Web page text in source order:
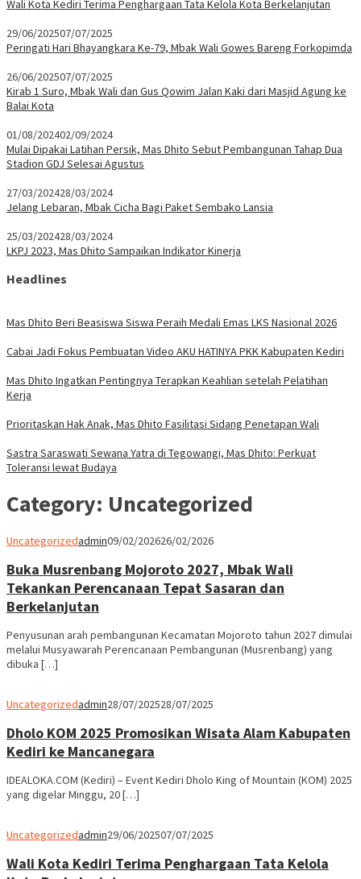
Wali Kota Kediri Terima Penghargaan Tata Kelola Kota Berkelanjutan
29/06/202507/07/2025
Peringati Hari Bhayangkara Ke-79, Mbak Wali Gowes Bareng Forkopimda
26/06/202507/07/2025
Kirab 1 Suro, Mbak Wali dan Gus Qowim Jalan Kaki dari Masjid Agung ke
Balai Kota
01/08/202402/09/2024
Mulai Dipakai Latihan Persik, Mas Dhito Sebut Pembangunan Tahap Dua
Stadion GDJ Selesai Agustus
27/03/202428/03/2024
Jelang Lebaran, Mbak Cicha Bagi Paket Sembako Lansia
25/03/202428/03/2024
LKPJ 2023, Mas Dhito Sampaikan Indikator Kinerja
Headlines
Mas Dhito Beri Beasiswa Siswa Peraih Medali Emas LKS Nasional 2026
Cabai Jadi Fokus Pembuatan Video AKU HATINYA PKK Kabupaten Kediri
Mas Dhito Ingatkan Pentingnya Terapkan Keahlian setelah Pelatihan
Kerja
Prioritaskan Hak Anak, Mas Dhito Fasilitasi Sidang Penetapan Wali
Sastra Saraswati Sewana Yatra di Tegowangi, Mas Dhito: Perkuat
Toleransi lewat Budaya
Category: Uncategorized
Uncategorizedadmin09/02/202626/02/2026
Buka Musrenbang Mojoroto 2027, Mbak Wali
Tekankan Perencanaan Tepat Sasaran dan
Berkelanjutan
Penyusunan arah pembangunan Kecamatan Mojoroto tahun 2027 dimulai
melalui Musyawarah Perencanaan Pembangunan (Musrenbang) yang
dibuka […]
Uncategorizedadmin28/07/202528/07/2025
Dholo KOM 2025 Promosikan Wisata Alam Kabupaten
Kediri ke Mancanegara
IDEALOKA.COM (Kediri) – Event Kediri Dholo King of Mountain (KOM) 2025
yang digelar Minggu, 20 […]
Uncategorizedadmin29/06/202507/07/2025
Wali Kota Kediri Terima Penghargaan Tata Kelola